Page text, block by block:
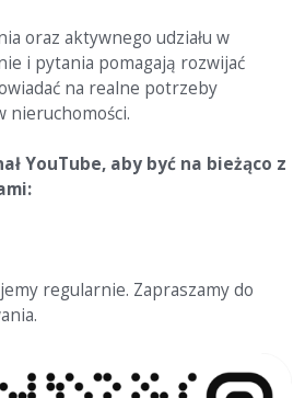
oraz aktywnego udziału w
i pytania pomagają rozwijać
na realne potrzeby
nieruchomości.
YouTube, aby być na bieżąco z
regularnie. Zapraszamy do